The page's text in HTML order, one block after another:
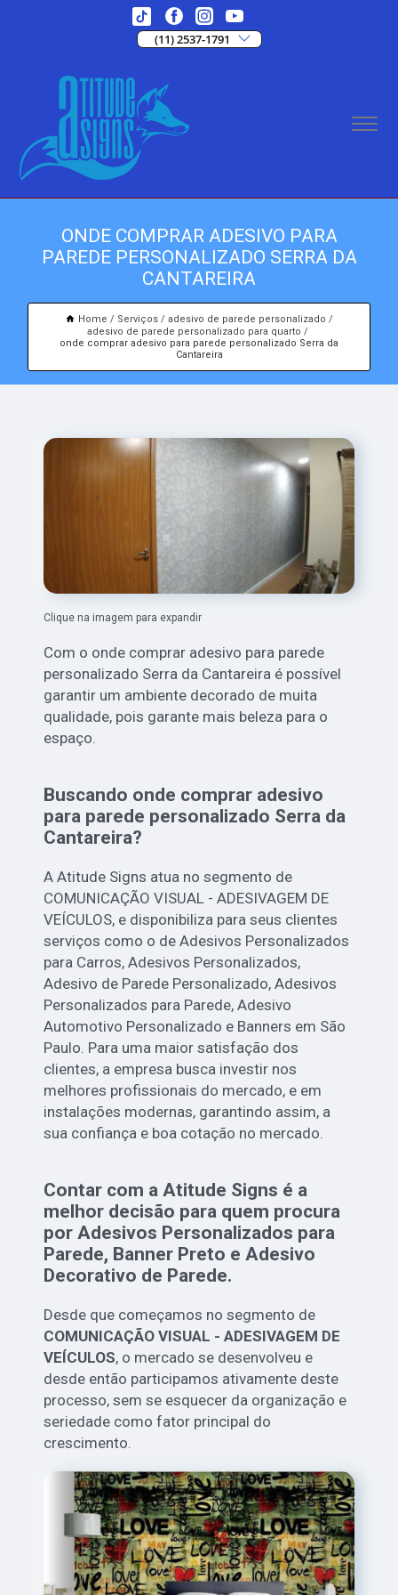
(11) 2537-1791
ONDE COMPRAR ADESIVO PARA
PAREDE PERSONALIZADO SERRA DA
CANTAREIRA
Home Serviços
adesivo de parede personalizado
adesivo de parede personalizado para quarto
onde comprar adesivo para parede personalizado Serra da
Cantareira
Clique na imagem para expandir
Com o onde comprar adesivo para parede
personalizado Serra da Cantareira é possível
garantir um ambiente decorado de muita
qualidade, pois garante mais beleza para o
espaço.
Buscando onde comprar adesivo
para parede personalizado Serra da
Cantareira?
A Atitude Signs atua no segmento de
COMUNICAÇÃO VISUAL - ADESIVAGEM DE
VEÍCULOS, e disponibiliza para seus clientes
serviços como o de Adesivos Personalizados
para Carros, Adesivos Personalizados,
Adesivo de Parede Personalizado, Adesivos
Personalizados para Parede, Adesivo
Automotivo Personalizado e Banners em São
Paulo. Para uma maior satisfação dos
clientes, a empresa busca investir nos
melhores profissionais do mercado, e em
instalações modernas, garantindo assim, a
sua confiança e boa cotação no mercado.
Contar com a Atitude Signs é a
melhor decisão para quem procura
por Adesivos Personalizados para
Parede, Banner Preto e Adesivo
Decorativo de Parede.
Desde que começamos no segmento de
COMUNICAÇÃO VISUAL - ADESIVAGEM DE
VEÍCULOS, o mercado se desenvolveu e
desde então participamos ativamente deste
processo, sem se esquecer da organização e
seriedade como fator principal do
crescimento.